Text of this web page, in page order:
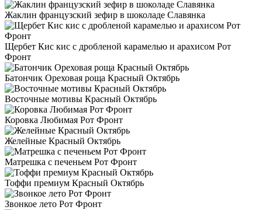
Жаклин французский зефир в шоколаде Славянка
Щербет Кис кис с дробленой карамелью и арахисом Рот
Фронт
Батончик Ореховая роща Красный Октябрь
Восточные мотивы Красный Октябрь
Коровка Любимая Рот Фронт
Желейные Красный Октябрь
Матрешка с печеньем Рот Фронт
Тоффи премиум Красный Октябрь
Звонкое лето Рот Фронт